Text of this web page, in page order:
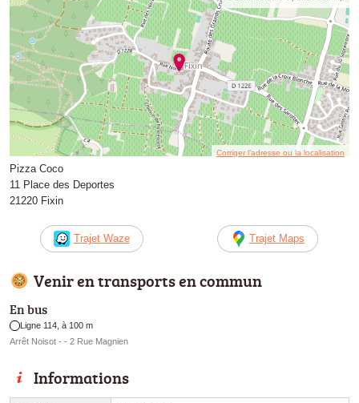
Corriger l’adresse ou la localisation
Pizza Coco
11 Place des Deportes
21220 Fixin
Trajet Waze Trajet Maps
Venir en transports en commun
En bus
Ligne 114, à 100 m
Arrêt Noisot - - 2 Rue Magnien
Informations